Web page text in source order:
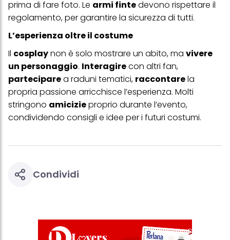
prima di fare foto. Le armi fintedevono rispettare il
regolamento, per garantire la sicurezza di tutti.
L’esperienza oltre il costume
Il cosplaynon è solo mostrare un abito, ma vivere
un personaggio. Interagirecon altri fan,
parteciparea raduni tematici, raccontarela
propria passione arricchisce l’esperienza. Molti
stringono amicizieproprio durante l’evento,
condividendo consigli e idee per i futuri costumi.
Condividi
trattamento dei tuoi dati / sull'uso dei cookie e consentirli per uno o
più degli scopi sopra menzionati. Cliccando su "Accetta tutto",
acconsenti all'uso dei cookie e al trattamento dei tuoi dati
verranno utilizzati solo i cookie tecnicamente necessari per fornirti